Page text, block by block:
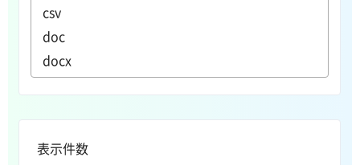
表示件数